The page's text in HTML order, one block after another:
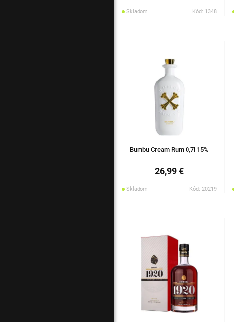
Skladom Kód: 1348
Bumbu Cream Rum 0,7l 15%
26,99 €
Skladom Kód: 20219